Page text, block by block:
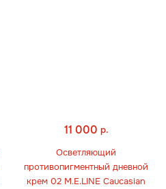
11 000 р.
Осветляющий
противопигментный дневной
крем 02 M.E.LINE Caucasian